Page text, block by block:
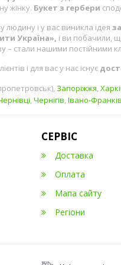
жінку. Букет з гербери
і у вас виникла ідея
Україна», і ви побачили,
– стали нашими постійними
і для вас у нас існує
Запоріжжя,
,Чернігів,Івано-
СЕРВІС
Доставка
Оплата
Мапа сайту
Регіони